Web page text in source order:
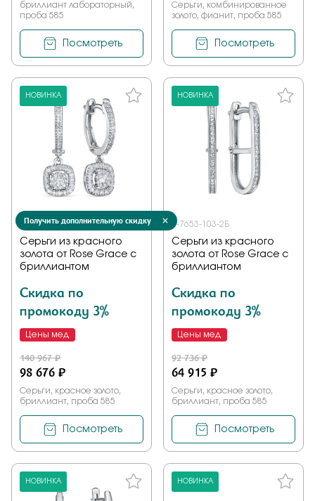
бриллиант лабораторный,
проба 585
Посмотреть
Серьги, комбинированное
золото, фианит, проба 585
Посмотреть
НОВИНКА
5-7642-103ИНВ-2Б
Серьги из красного
золота от Rose Grace с
бриллиантом
Скидка по
промокоду 3%
Цены мед
140 967 ₽
98 676 ₽
Серьги, красное золото,
бриллиант, проба 585
Посмотреть
НОВИНКА
5-7653-103-2Б
Серьги из красного
золота от Rose Grace с
бриллиантом
Скидка по
промокоду 3%
Цены мед
92 736 ₽
64 915 ₽
Серьги, красное золото,
бриллиант, проба 585
Посмотреть
НОВИНКА НОВИНКА
Получить дополнительную скидку